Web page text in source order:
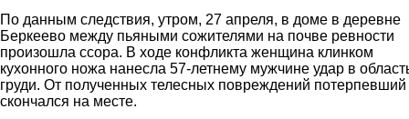
По данным следствия, утром, 27 апреля, в доме в деревне
Беркеево между пьяными сожителями на почве ревности
произошла ссора. В ходе конфликта женщина клинком
кухонного ножа нанесла 57-летнему мужчине удар в
груди. От полученных телесных повреждений потерпевший
скончался на месте.